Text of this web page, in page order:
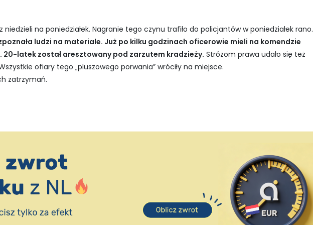
niedzieli na poniedziałek. Nagranie tego czynu trafiło do policjantów w poniedziałek rano.
ludzi na materiale. Już po kilku godzinach oficerowie mieli na komendzie
latek został aresztowany pod zarzutem kradzieży. Stróżom prawa udało się też
ofiary tego „pluszowego porwania” wróciły na miejsce.
zatrzymań.